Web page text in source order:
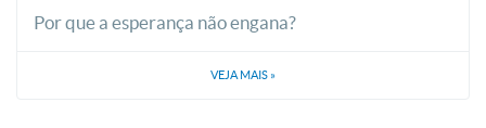
Por que a esperança não engana?
VEJA MAIS »